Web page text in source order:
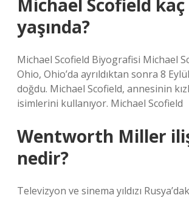
Michael Scofield kaç
yaşında?
Michael Scofield Biyografisi Michael
Ohio, Ohio’da ayrıldıktan sonra 8
doğdu. Michael Scofield, annesinin
isimlerini kullanıyor. Michael Scofield
Wentworth Miller
nedir?
Televizyon ve sinema yıldızı